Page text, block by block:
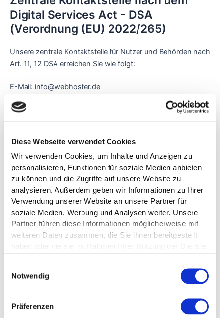
Diese Webseite verwendet Cookies
Wir verwenden Cookies, um Inhalte und Anzeigen zu
personalisieren, Funktionen für soziale Medien anbieten
zu können und die Zugriffe auf unsere Website zu
analysieren. Außerdem geben wir Informationen zu Ihrer
Verwendung unserer Website an unsere Partner für
soziale Medien, Werbung und Analysen weiter. Unsere
Partner führen diese Informationen möglicherweise mit
weiteren Daten zusammen, die Sie ihnen bereitgestellt
haben oder die sie im Rahmen Ihrer Nutzung der Dienste
Notwendig
Präferenzen
Digital Services Act - DSA
(Verordnung (EU) 2022/265)
Unsere zentrale Kontaktstelle für Nutzer und Behörden nach
Art. 11, 12 DSA erreichen Sie wie folgt:
E-Mail: info@webhoster.de
direkt die Kontaktdaten, die beim BKA und der BNetzA
hinterlegt sind.
Die für den Kontakt zur Verfügung stehenden Sprachen
sind: Deutsch, Englisch, Deutsch, Englisch.
Terroristische-Online-Inhalte-Bekämpfungs-Gesetz
Kontaktstelle gemäß Verordnung (EU) 2021/784 des
Europäischen Parlaments und des Rates: E-Mail: tco-
Deutsch + Englisch[Diese E-Mail-Adresse ist ausschließlich
für die Kommunikation gemäß Verordnung (EU) 2021/784
beantwortet.]ANFRAGEN WERDEN NUR BEARBEITET